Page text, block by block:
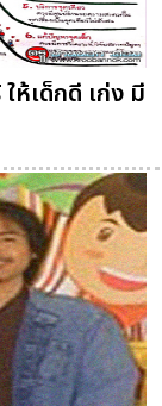
ห้เด็กดี เก่ง มี